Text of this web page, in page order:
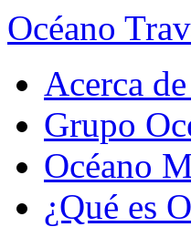
Océano
Acerca
Grupo
Océano
¿Qué es